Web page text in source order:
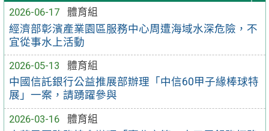
2026-06-17
體育組
經濟部彰濱產業園區服務中心周遭海域水深危險，不
宜從事水上活動
2026-05-13
體育組
中國信託銀行公益推展部辦理「中信60甲子緣棒球特
展」一案，請踴躍參與
2026-03-16
體育組